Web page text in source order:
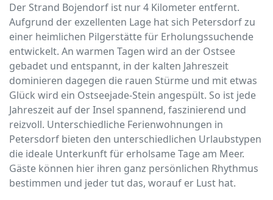
Der Strand Bojendorf ist nur 4 Kilometer entfernt.
Aufgrund der exzellenten Lage hat sich Petersdorf zu
einer heimlichen Pilgerstätte für Erholungssuchende
entwickelt. An warmen Tagen wird an der Ostsee
gebadet und entspannt, in der kalten Jahreszeit
dominieren dagegen die rauen Stürme und mit etwas
Glück wird ein Ostseejade-Stein angespült. So ist jede
Jahreszeit auf der Insel spannend, faszinierend und
reizvoll. Unterschiedliche Ferienwohnungen in
Petersdorf bieten den unterschiedlichen Urlaubstypen
die ideale Unterkunft für erholsame Tage am Meer.
Gäste können hier ihren ganz persönlichen Rhythmus
bestimmen und jeder tut das, worauf er Lust hat.